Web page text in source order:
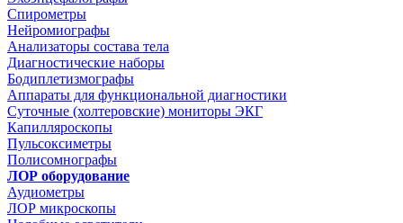
Спирометры
Нейромиографы
Анализаторы состава тела
Диагностические наборы
Бодиплетизмографы
Аппараты для функциональной диагностики
Суточные (холтеровские) мониторы ЭКГ
Капилляроскопы
Пульсоксиметры
Полисомнографы
ЛОР оборудование
Аудиометры
ЛОР микроскопы